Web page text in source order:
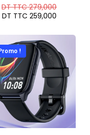
DT TTC279,000Le
DT
TTC
DT TTC 259,000Le
DT
TTC
!